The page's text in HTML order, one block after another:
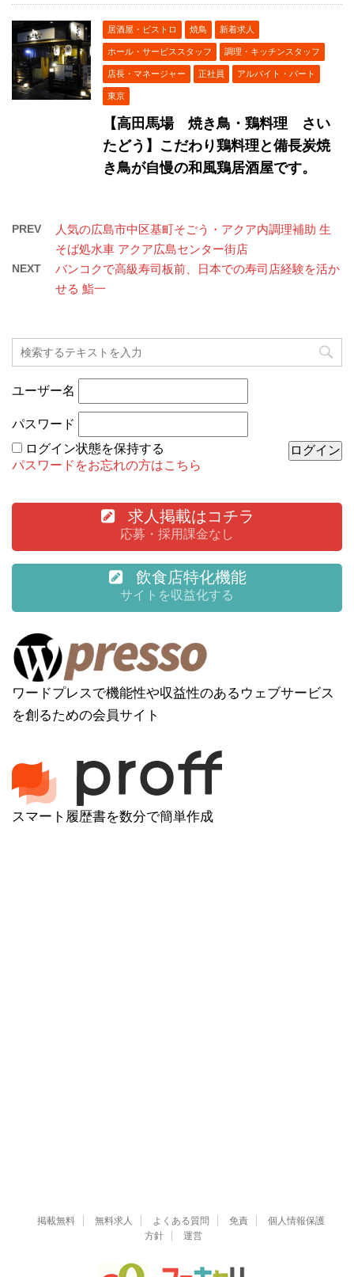
居酒屋・ビストロ 焼鳥 新着求人
ホール・サービススタッフ 調理・キッチンスタッフ
店長・マネージャー 正社員 アルバイト・パート
東京
【高田馬場 焼き鳥・鶏料理 さい
たどう】こだわり鶏料理と備長炭焼
き鳥が自慢の和風鶏居酒屋です。
PREV
人気の広島市中区基町そごう・アクア内調理補助 生
そば処水車 アクア広島センター街店
NEXT
バンコクで高級寿司板前、日本での寿司店経験を活か
せる 鮨一
ユーザー名
パスワード
ログイン状態を保持する
パスワードをお忘れの方はこちら
求人掲載はコチラ
応募・採用課金なし
飲食店特化機能
サイトを収益化する
ワードプレスで機能性や収益性のあるウェブサービス
を創るための会員サイト
スマート履歴書を数分で簡単作成
掲載無料 無料求人 よくある質問 免責
個人情報保護
方針
運営